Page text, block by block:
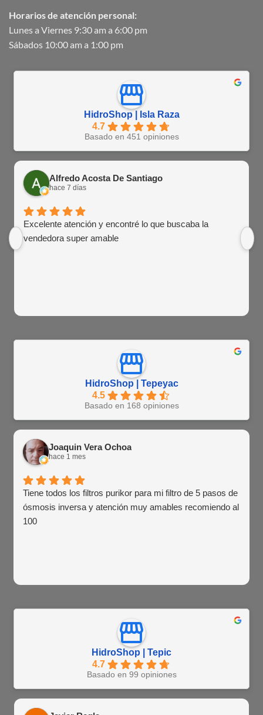
Horarios de atención personal:
Lunes a Viernes 9:30 am a 6:00 pm
Sábados 10:00 am a 1:00 pm
HidroShop | Isla Raza
4.7
Basado en 451 opiniones
Alfredo Acosta De Santiago
hace 7 días
Excelente atención y encontré lo que buscaba la
vendedora super amable
HidroShop | Tepeyac
4.5
Basado en 168 opiniones
Joaquin Vera Ochoa
hace 1 mes
Tiene todos los filtros purikor para mi filtro de 5 pasos de
ósmosis inversa y atención muy amables recomiendo al
100
HidroShop | Tepic
4.7
Basado en 99 opiniones